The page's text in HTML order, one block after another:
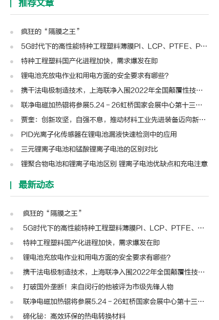
推荐文章
疯狂的“隔膜之王”
5G时代下的高性能特种工程塑料薄膜PI、LCP、PTFE、PPS、PEEK、PEN
特种工程塑料国产化进程加快，需求爆发在即
锂电池充放电作业和用电方面的安全要求有哪些？
携干法电极制造技术，上海联净入围2022年全国颠覆性技术创新大赛
联净电磁加热辊将参展5.24－26虹桥国家会展中心第十三届模切展
贾奎：创新攻坚，自强不息，推动材料工业先进装备迈向新高度 | 高转先锋人物
PID光离子化传感器在锂电池漏液快速检测中的应用
三元锂离子电池和锰酸锂离子电池的区别对比
锂聚合物电池和锂离子电池区别 锂离子电池优缺点和充电注意
最新动态
疯狂的“隔膜之王”
5G时代下的高性能特种工程塑料薄膜PI、LCP、PTFE、PPS、PEEK、PEN
特种工程塑料国产化进程加快，需求爆发在即
锂电池充放电作业和用电方面的安全要求有哪些？
携干法电极制造技术，上海联净入围2022年全国颠覆性技术创新大赛
打破国外垄断！来自闵行的他被评为市级先锋人物
联净电磁加热辊将参展5.24－26虹桥国家会展中心第十三届模切展
碲化铋：高效环保的热电转换材料